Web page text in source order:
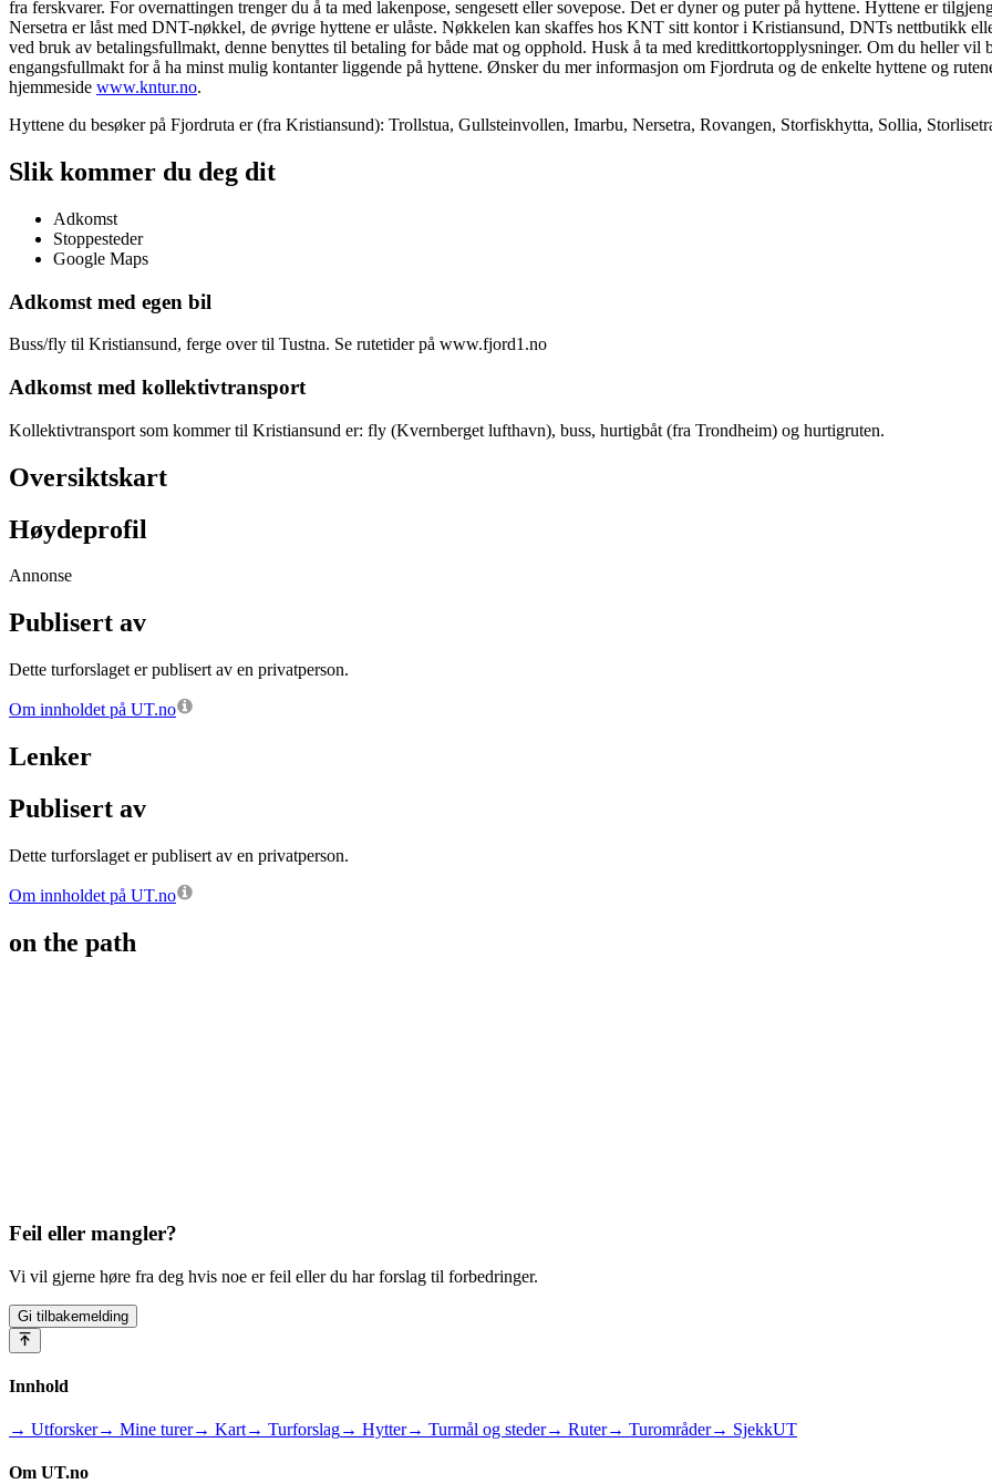
fra ferskvarer. For overnattingen trenger du å ta med lakenpose, sengesett eller sovepose. Det er dyner og puter på hyttene. Hyttene er
Nersetra er låst med DNT-nøkkel, de øvrige hyttene er ulåste. Nøkkelen kan skaffes hos KNT sitt kontor i Kristiansund, DNTs nettbutikk
ved bruk av betalingsfullmakt, denne benyttes til betaling for både mat og opphold. Husk å ta med kredittkortopplysninger. Om du heller vil
engangsfullmakt for å ha minst mulig kontanter liggende på hyttene. Ønsker du mer informasjon om Fjordruta og de enkelte hyttene og
hjemmeside www.kntur.no.
Hyttene du besøker på Fjordruta er (fra Kristiansund): Trollstua, Gullsteinvollen, Imarbu, Nersetra, Rovangen, Storfiskhytta, Sollia,
Slik kommer du deg dit
Adkomst
Stoppesteder
Google Maps
Adkomst med egen bil
Buss/fly til Kristiansund, ferge over til Tustna. Se rutetider på www.fjord1.no
Adkomst med kollektivtransport
Kollektivtransport som kommer til Kristiansund er: fly (Kvernberget lufthavn), buss, hurtigbåt (fra Trondheim) og hurtigruten.
Oversiktskart
Høydeprofil
Annonse
Publisert av
Dette turforslaget er publisert av en privatperson.
Om innholdet på UT.no
Lenker
Publisert av
Dette turforslaget er publisert av en privatperson.
Om innholdet på UT.no
on the path
Feil eller mangler?
Vi vil gjerne høre fra deg hvis noe er feil eller du har forslag til forbedringer.
Gi tilbakemelding
Innhold
→ Utforsker→ Mine turer→ Kart→ Turforslag→ Hytter→ Turmål og steder→ Ruter→ Turområder→ SjekkUT
Om UT.no